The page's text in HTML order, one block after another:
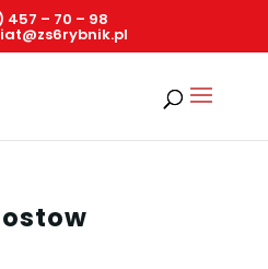
457 – 70 – 98